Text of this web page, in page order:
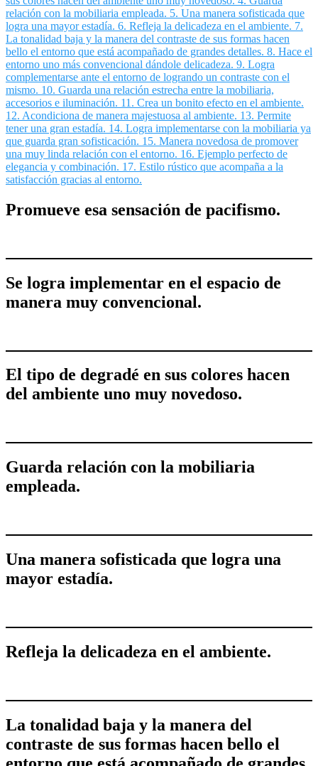
relación con la mobiliaria empleada. 5. Una manera sofisticada que
logra una mayor estadía. 6. Refleja la delicadeza en el ambiente. 7.
La tonalidad baja y la manera del contraste de sus formas hacen
bello el entorno que está acompañado de grandes detalles. 8. Hace el
entorno uno más convencional dándole delicadeza. 9. Logra
complementarse ante el entorno de logrando un contraste con el
mismo. 10. Guarda una relación estrecha entre la mobiliaria,
accesorios e iluminación. 11. Crea un bonito efecto en el ambiente.
12. Acondiciona de manera majestuosa al ambiente. 13. Permite
tener una gran estadía. 14. Logra implementarse con la mobiliaria ya
que guarda gran sofisticación. 15. Manera novedosa de promover
una muy linda relación con el entorno. 16. Ejemplo perfecto de
elegancia y combinación. 17. Estilo rústico que acompaña a la
satisfacción gracias al entorno.
Promueve esa sensación de pacifismo.
Se logra implementar en el espacio de
manera muy convencional.
El tipo de degradé en sus colores hacen
del ambiente uno muy novedoso.
Guarda relación con la mobiliaria
empleada.
Una manera sofisticada que logra una
mayor estadía.
Refleja la delicadeza en el ambiente.
La tonalidad baja y la manera del
contraste de sus formas hacen bello el